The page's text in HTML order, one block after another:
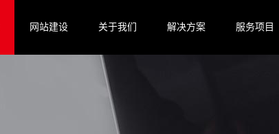
网站建设 关于我们 解决方案 服务项目